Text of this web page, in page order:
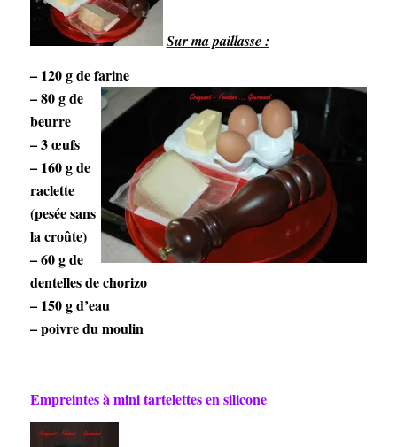
Sur ma paillasse :
– 120 g de farine
– 80 g de
beurre
– 3 œufs
– 160 g de
raclette
(pesée sans
la croûte)
– 60 g de
dentelles de chorizo
– 150 g d’eau
– poivre du moulin
Empreintes à mini tartelettes en silicone